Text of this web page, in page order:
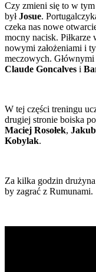
Czy zmieni się to w
byłJosue.
czeka nas nowe
mocny nacisk.
nowymi założeniami i
meczowych.
Claude Goncalves i
W tej części treningu
drugiej stronie boiska
Maciej Rosołek,
Kobylak.
Za kilka godzin
by zagrać z Rumunami.